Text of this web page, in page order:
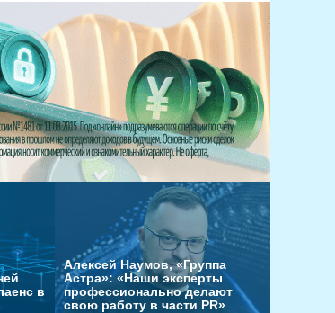
в
Алексей Наумов, «Группа
Астра»: «Наши эксперты
профессионально делают
свою работу в части PR»